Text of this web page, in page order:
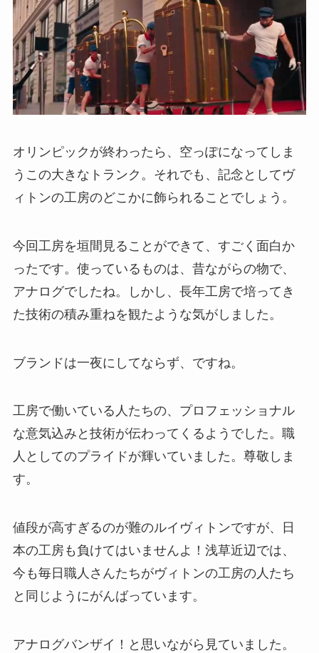
オリンピックが終わったら、空っぽになってしま
うこの大きなトランク。それでも、記念としてヴ
ィトンの工房のどこかに飾られることでしょう。
今回工房を垣間見ることができて、すごく面白か
ったです。使っているものは、昔ながらの物で、
アナログでしたね。しかし、長年工房で培ってき
た技術の積み重ねを観たような気がしました。
ブランドは一夜にしてならず、ですね。
工房で働いている人たちの、プロフェッショナル
な意気込みと技術が伝わってくるようでした。職
人としてのプライドが輝いていました。尊敬しま
す。
値段が高すぎるのが難のルイヴィトンですが、日
本の工房も負けてはいませんよ！浅草近辺では、
今も毎日職人さんたちがヴィトンの工房の人たち
と同じようにがんばっています。
アナログバンザイ！と思いながら見ていました。